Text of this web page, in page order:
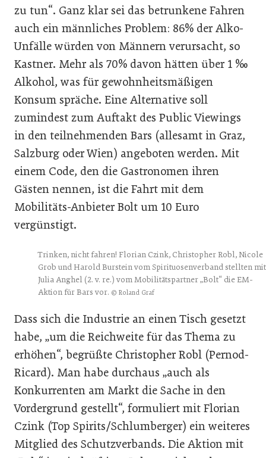
zu tun“. Ganz klar sei das betrunkene Fahren
auch ein männliches Problem: 86% der Alko-
Unfälle würden von Männern verursacht, so
Kastner. Mehr als 70% davon hätten über 1 ‰
Alkohol, was für gewohnheitsmäßigen
Konsum spräche. Eine Alternative soll
zumindest zum Auftakt des Public Viewings
in den teilnehmenden Bars (allesamt in Graz,
Salzburg oder Wien) angeboten werden. Mit
einem Code, den die Gastronomen ihren
Gästen nennen, ist die Fahrt mit dem
Mobilitäts-Anbieter Bolt um 10 Euro
vergünstigt.
Trinken, nicht fahren! Florian Czink, Christopher Robl, Nicole
Grob und Harold Burstein vom Spirituosenverband stellten mit
Julia Anghel (2. v. re.) vom Mobilitätspartner „Bolt“ die EM-
Aktion für Bars vor. © Roland Graf
Dass sich die Industrie an einen Tisch gesetzt
habe, „um die Reichweite für das Thema zu
erhöhen“, begrüßte Christopher Robl (Pernod-
Ricard). Man habe durchaus „auch als
Konkurrenten am Markt die Sache in den
Vordergrund gestellt“, formuliert mit Florian
Czink (Top Spirits/Schlumberger) ein weiteres
Mitglied des Schutzverbands. Die Aktion mit